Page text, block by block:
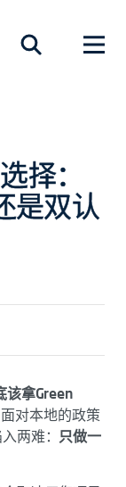
择：
是双认
该拿Green
对本地的政策
两难： 只做一